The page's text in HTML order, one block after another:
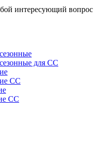
интересующий вопрос
для СС
СС
СС